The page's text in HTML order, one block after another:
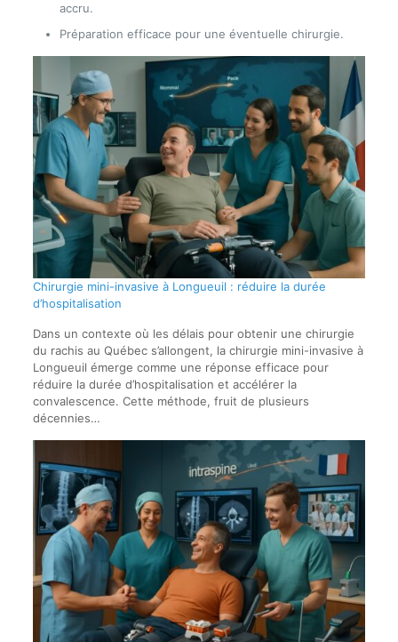
accru.
Préparation efficace pour une éventuelle chirurgie.
Chirurgie mini-invasive à Longueuil : réduire la durée
d’hospitalisation
Dans un contexte où les délais pour obtenir une chirurgie
du rachis au Québec s’allongent, la chirurgie mini-invasive à
Longueuil émerge comme une réponse efficace pour
réduire la durée d’hospitalisation et accélérer la
convalescence. Cette méthode, fruit de plusieurs
décennies…